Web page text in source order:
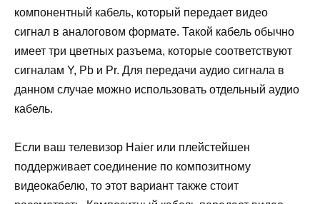
компонентный кабель, который передает видео
сигнал в аналоговом формате. Такой кабель обычно
имеет три цветных разъема, которые соответствуют
сигналам Y, Pb и Pr. Для передачи аудио сигнала в
данном случае можно использовать отдельный аудио
кабель.
Если ваш телевизор Haier или плейстейшен
поддерживает соединение по композитному
видеокабелю, то этот вариант также стоит